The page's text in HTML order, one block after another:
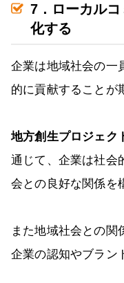
7．ローカル
化する
企業は地域社会の一
的に貢献することが
地方創生プロジェク
通じて、企業は社会
会との良好な関係を
また地域社会との関
企業の認知やブラン